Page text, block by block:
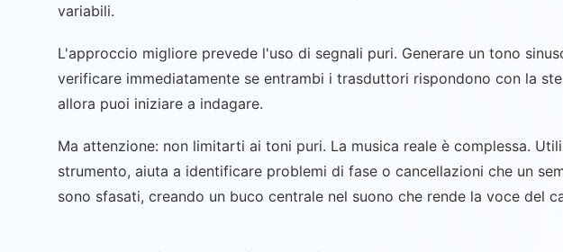
variabili.
L'approccio migliore prevede l'uso di segnali puri. Generare un tono
verificare immediatamente se entrambi i trasduttori rispondono con la
allora puoi iniziare a indagare.
Ma attenzione: non limitarti ai toni puri. La musica reale è complessa.
strumento, aiuta a identificare problemi di fase o cancellazioni che un
sono sfasati, creando un buco centrale nel suono che rende la voce del